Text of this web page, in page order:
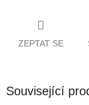
ZEPTAT SE
Související